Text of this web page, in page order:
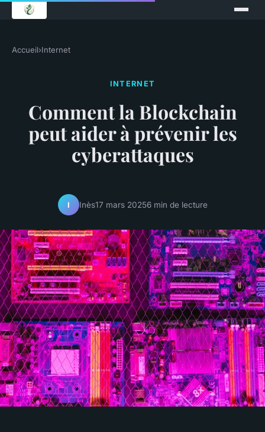
Accueil›Internet
INTERNET
Comment la Blockchain
peut aider à prévenir les
cyberattaques
I Inès17 mars 20256 min de lecture